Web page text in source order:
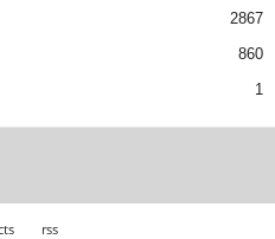
2867
860
1
rss